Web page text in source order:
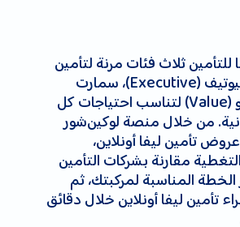
ثلاث فئات مرنة لتأمين
السيارات - إكزكيوتيف (Executive)، سمارت
(Smart)، وفاليو (Value) لتناسب احتياجات كل
من خلال منصة لوكين‌شور
تأمين ليفا أونلاين،
مقارنة بشركات التأمين
الخطة المناسبة لمركبتك، ثم
تأمين ليفا أونلاين خلال دقائق